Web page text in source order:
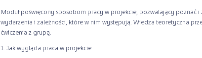
Moduł poświęcony sposobom pracy w projekcie, pozwalający poznać i
wydarzenia i zależności, które w nim występują. Wiedza teoretyczna
ćwiczenia z grupą.
1. Jak wygląda praca w projekcie